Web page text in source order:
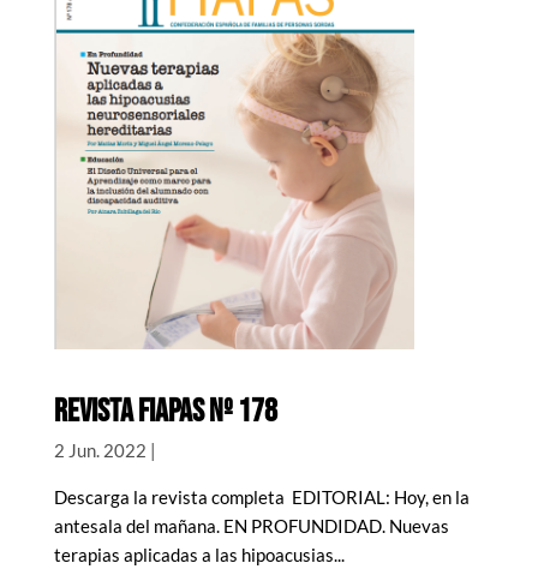
REVISTA FIAPAS nº 178
2 Jun. 2022
Descarga la revista completa EDITORIAL: Hoy, en la
antesala del mañana. EN PROFUNDIDAD. Nuevas
terapias aplicadas a las hipoacusias...